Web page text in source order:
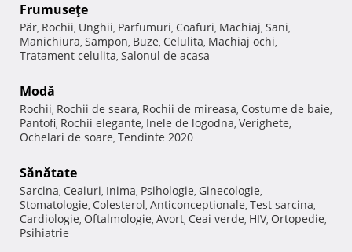
Frumuseţe
Păr, Rochii, Unghii, Parfumuri, Coafuri, Machiaj, Sani,
Manichiura, Sampon, Buze, Celulita, Machiaj ochi,
Tratament celulita, Salonul de acasa
Modă
Rochii, Rochii de seara, Rochii de mireasa, Costume de baie,
Pantofi, Rochii elegante, Inele de logodna, Verighete,
Ochelari de soare, Tendinte 2020
Sănătate
Sarcina, Ceaiuri, Inima, Psihologie, Ginecologie,
Stomatologie, Colesterol, Anticonceptionale, Test sarcina,
Cardiologie, Oftalmologie, Avort, Ceai verde, HIV, Ortopedie,
Psihiatrie